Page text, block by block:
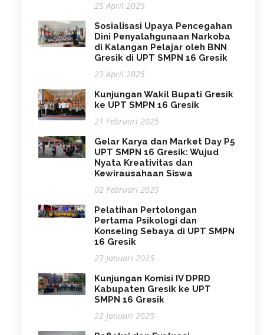
25 April 2025
Sosialisasi Upaya Pencegahan
Dini Penyalahgunaan Narkoba
di Kalangan Pelajar oleh BNN
Gresik di UPT SMPN 16 Gresik
23 April 2025
Kunjungan Wakil Bupati Gresik
ke UPT SMPN 16 Gresik
21 Februari 2025
Gelar Karya dan Market Day P5
UPT SMPN 16 Gresik: Wujud
Nyata Kreativitas dan
Kewirausahaan Siswa
02 Februari 2025
Pelatihan Pertolongan
Pertama Psikologi dan
Konseling Sebaya di UPT SMPN
16 Gresik
27 Januari 2025
Kunjungan Komisi IV DPRD
Kabupaten Gresik ke UPT
SMPN 16 Gresik
22 Januari 2025